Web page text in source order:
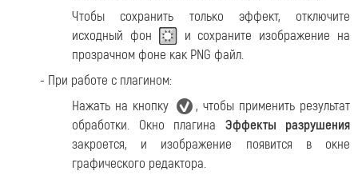
Чтобы сохранить только эффект, отключите
исходный фон
и сохраните изображение на
прозрачном фоне как PNG файл.
- При работе с плагином:
Нажать на кнопку
, чтобы применить результат
обработки. Окно плагина Эффекты разрушения
закроется, и изображение появится в окне
графического редактора.